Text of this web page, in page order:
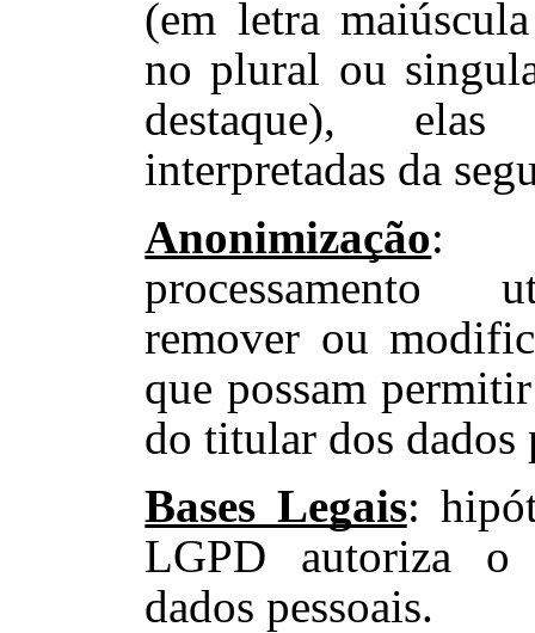
(em letra
no plural ou
destaque),
interpretadas da
Anonimização:
processamento
remover ou
que possam
do titular dos dados
Bases Legais:
LGPD autoriza o
dados pessoais.